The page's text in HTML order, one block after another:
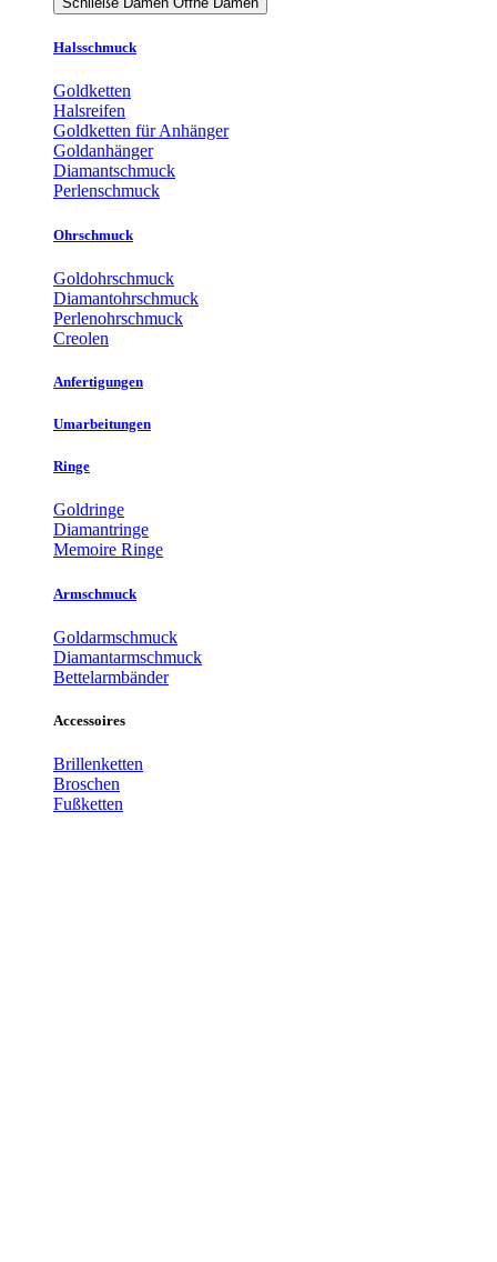
Halsschmuck
Goldketten
Halsreifen
Goldketten für Anhänger
Goldanhänger
Diamantschmuck
Perlenschmuck
Ohrschmuck
Goldohrschmuck
Diamantohrschmuck
Perlenohrschmuck
Creolen
Anfertigungen
Umarbeitungen
Ringe
Goldringe
Diamantringe
Memoire Ringe
Armschmuck
Goldarmschmuck
Diamantarmschmuck
Bettelarmbänder
Accessoires
Brillenketten
Broschen
Fußketten